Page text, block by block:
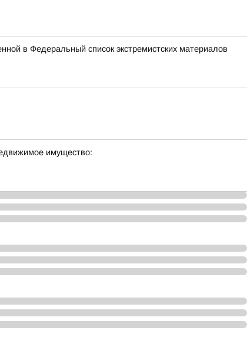
в Федеральный список экстремистских материалов
имущество: